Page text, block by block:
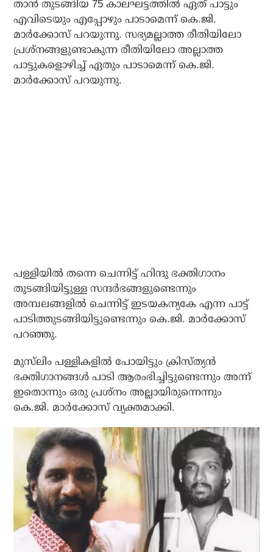
താന്‍ തുടങ്ങിയ 75 കാലഘട്ടത്തില്‍ ഏത് പാട്ടും
എവിടെയും എപ്പോഴും പാടാമെന്ന് കെ.ജി.
മാര്‍ക്കോസ് പറയുന്നു. സഭ്യമല്ലാത്ത രീതിയിലോ
പ്രശ്‌നങ്ങളുണ്ടാകുന്ന രീതിയിലോ അല്ലാത്ത
പാട്ടുകളൊഴിച്ച് ഏതും പാടാമെന്ന് കെ.ജി.
മാര്‍ക്കോസ് പറയുന്നു.
പള്ളിയില്‍ തന്നെ ചെന്നിട്ട് ഹിന്ദു ഭക്തിഗാനം
തുടങ്ങിയിട്ടുള്ള സന്ദര്‍ഭങ്ങളുണ്ടെന്നും
അമ്പലങ്ങളില്‍ ചെന്നിട്ട് ഇടയകന്യകേ എന്ന പാട്ട്
പാടിത്തുടങ്ങിയിട്ടുണ്ടെന്നും കെ.ജി. മാര്‍ക്കോസ്
പറഞ്ഞു.
മുസ്‌ലിം പള്ളികളില്‍ പോയിട്ടും ക്രിസ്ത്യന്‍
ഭക്തിഗാനങ്ങള്‍ പാടി ആരംഭിച്ചിട്ടുണ്ടെന്നും അന്ന്
ഇതൊന്നും ഒരു പ്രശ്‌നം അല്ലായിരുന്നെന്നും
കെ.ജി. മാര്‍ക്കോസ് വ്യക്തമാക്കി.